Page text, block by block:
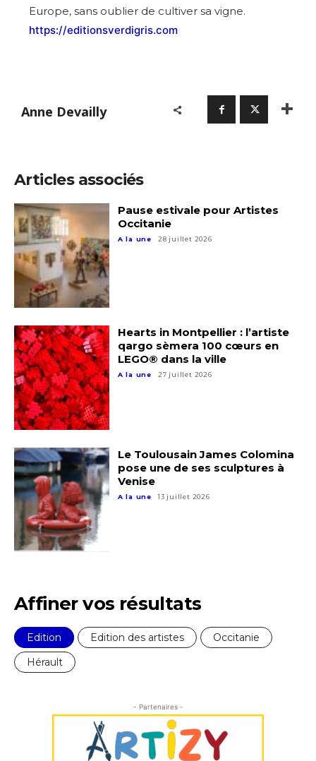
J'accepte les termes et conditions
Prénom
* Champ obligatoire
Europe, sans oublier de cultiver sa vigne.
https://editionsverdigris.com
Anne Devailly
Articles associés
Pause estivale pour Artistes
Occitanie
A la une 28 juillet 2026
Hearts in Montpellier : l’artiste
qargo sèmera 100 cœurs en
LEGO® dans la ville
A la une 27 juillet 2026
Le Toulousain James Colomina
pose une de ses sculptures à
Venise
A la une 13 juillet 2026
Affiner vos résultats
Edition Edition des artistes
Occitanie
Hérault
- Partenaires -